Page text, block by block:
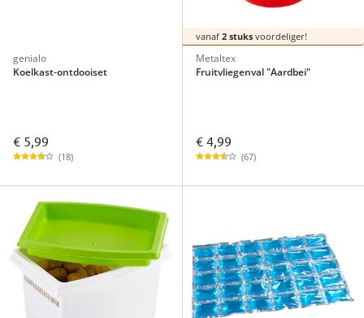
genialo
Koelkast-ontdooiset
€ 5,99
(18)
vanaf 2 stuksvoordeliger!
Metaltex
Fruitvliegenval "Aardbei"
€ 4,99
(67)